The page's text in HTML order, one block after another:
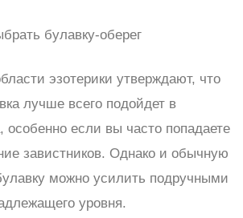
булавку-оберег
эзотерики утверждают, что
лучше всего подойдет в
особенно если вы часто попадаете
завистников. Однако и обычную
можно усилить подручными
уровня.